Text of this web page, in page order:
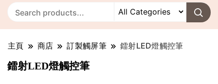
主頁 商店 訂製觸屏筆 鐳射LED燈觸控筆
鐳射LED燈觸控筆